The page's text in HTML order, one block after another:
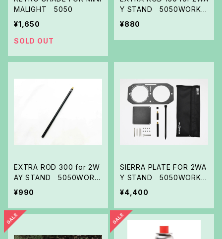
MALIGHT 5050
¥1,650
SOLD OUT
Y STAND 5050WORKS
HOP
¥880
EXTRA ROD 300 for 2W
AY STAND 5050WORK
SHOP
¥990
SIERRA PLATE FOR 2WA
Y STAND 5050WORKS
HOP
¥4,400